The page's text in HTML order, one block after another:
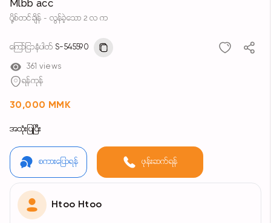
Mlbb acc
ပို့စ်တင်ချိန် - လွန်ခဲ့သော 2 လ က
ကြော်ငြာနံပါတ် S-545590
361 views
ရန်ကုန်
30,000 MMK
အသုံးပြုပြီး
စကားပြောရန် ဖုန်းဆက်ရန်
Htoo Htoo